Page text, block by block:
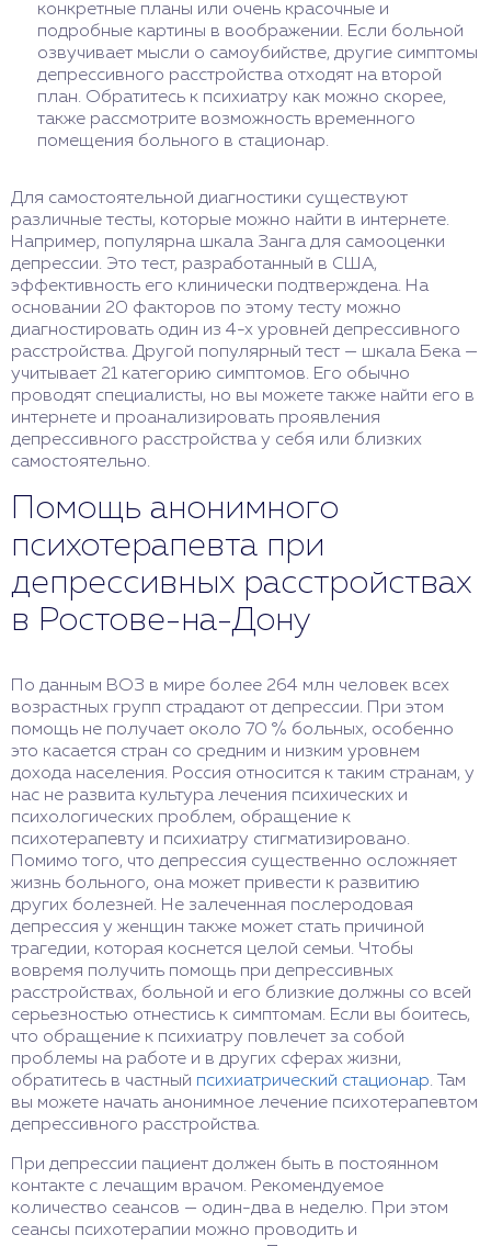
конкретные планы или очень красочные и
подробные картины в воображении. Если больной
озвучивает мысли о самоубийстве, другие симптомы
депрессивного расстройства отходят на второй
план. Обратитесь к психиатру как можно скорее,
также рассмотрите возможность временного
помещения больного в стационар.
Для самостоятельной диагностики существуют
различные тесты, которые можно найти в интернете.
Например, популярна шкала Занга для самооценки
депрессии. Это тест, разработанный в США,
эффективность его клинически подтверждена. На
основании 20 факторов по этому тесту можно
диагностировать один из 4-х уровней депрессивного
расстройства. Другой популярный тест — шкала Бека —
учитывает 21 категорию симптомов. Его обычно
проводят специалисты, но вы можете также найти его в
интернете и проанализировать проявления
депрессивного расстройства у себя или близких
самостоятельно.
Помощь анонимного
психотерапевта при
депрессивных расстройствах
в Ростове-на-Дону
По данным ВОЗ в мире более 264 млн человек всех
возрастных групп страдают от депрессии. При этом
помощь не получает около 70 % больных, особенно
это касается стран со средним и низким уровнем
дохода населения. Россия относится к таким странам, у
нас не развита культура лечения психических и
психологических проблем, обращение к
психотерапевту и психиатру стигматизировано.
Помимо того, что депрессия существенно осложняет
жизнь больного, она может привести к развитию
других болезней. Не залеченная послеродовая
депрессия у женщин также может стать причиной
трагедии, которая коснется целой семьи. Чтобы
вовремя получить помощь при депрессивных
расстройствах, больной и его близкие должны со всей
серьезностью отнестись к симптомам. Если вы боитесь,
что обращение к психиатру повлечет за собой
проблемы на работе и в других сферах жизни,
обратитесь в частный психиатрический стационар. Там
вы можете начать анонимное лечение психотерапевтом
депрессивного расстройства.
При депрессии пациент должен быть в постоянном
контакте с лечащим врачом. Рекомендуемое
количество сеансов — один-два в неделю. При этом
сеансы психотерапии можно проводить и